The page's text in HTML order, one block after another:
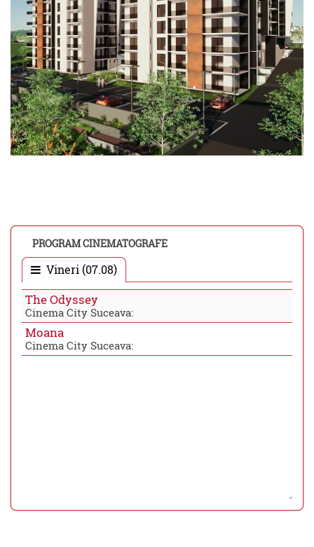
PROGRAM CINEMATOGRAFE
Vineri (07.08)
The Odyssey
Cinema City Suceava:
Moana
Cinema City Suceava: